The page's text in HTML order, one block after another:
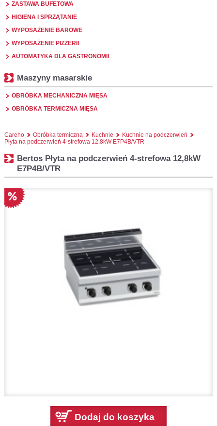
ZASTAWA BUFETOWA
HIGIENA I SPRZĄTANIE
WYPOSAŻENIE BAROWE
WYPOSAŻENIE PIZZERII
AUTOMATYKA DLA GASTRONOMII
Maszyny masarskie
OBRÓBKA MECHANICZNA MIĘSA
OBRÓBKA TERMICZNA MIĘSA
Careho Obróbka termiczna Kuchnie
Kuchnie na podczerwień
Płyta na podczerwień 4-strefowa 12,8kW E7P4B/VTR
Bertos Płyta na podczerwień 4-strefowa 12,8kW
E7P4B/VTR
Dodaj do koszyka